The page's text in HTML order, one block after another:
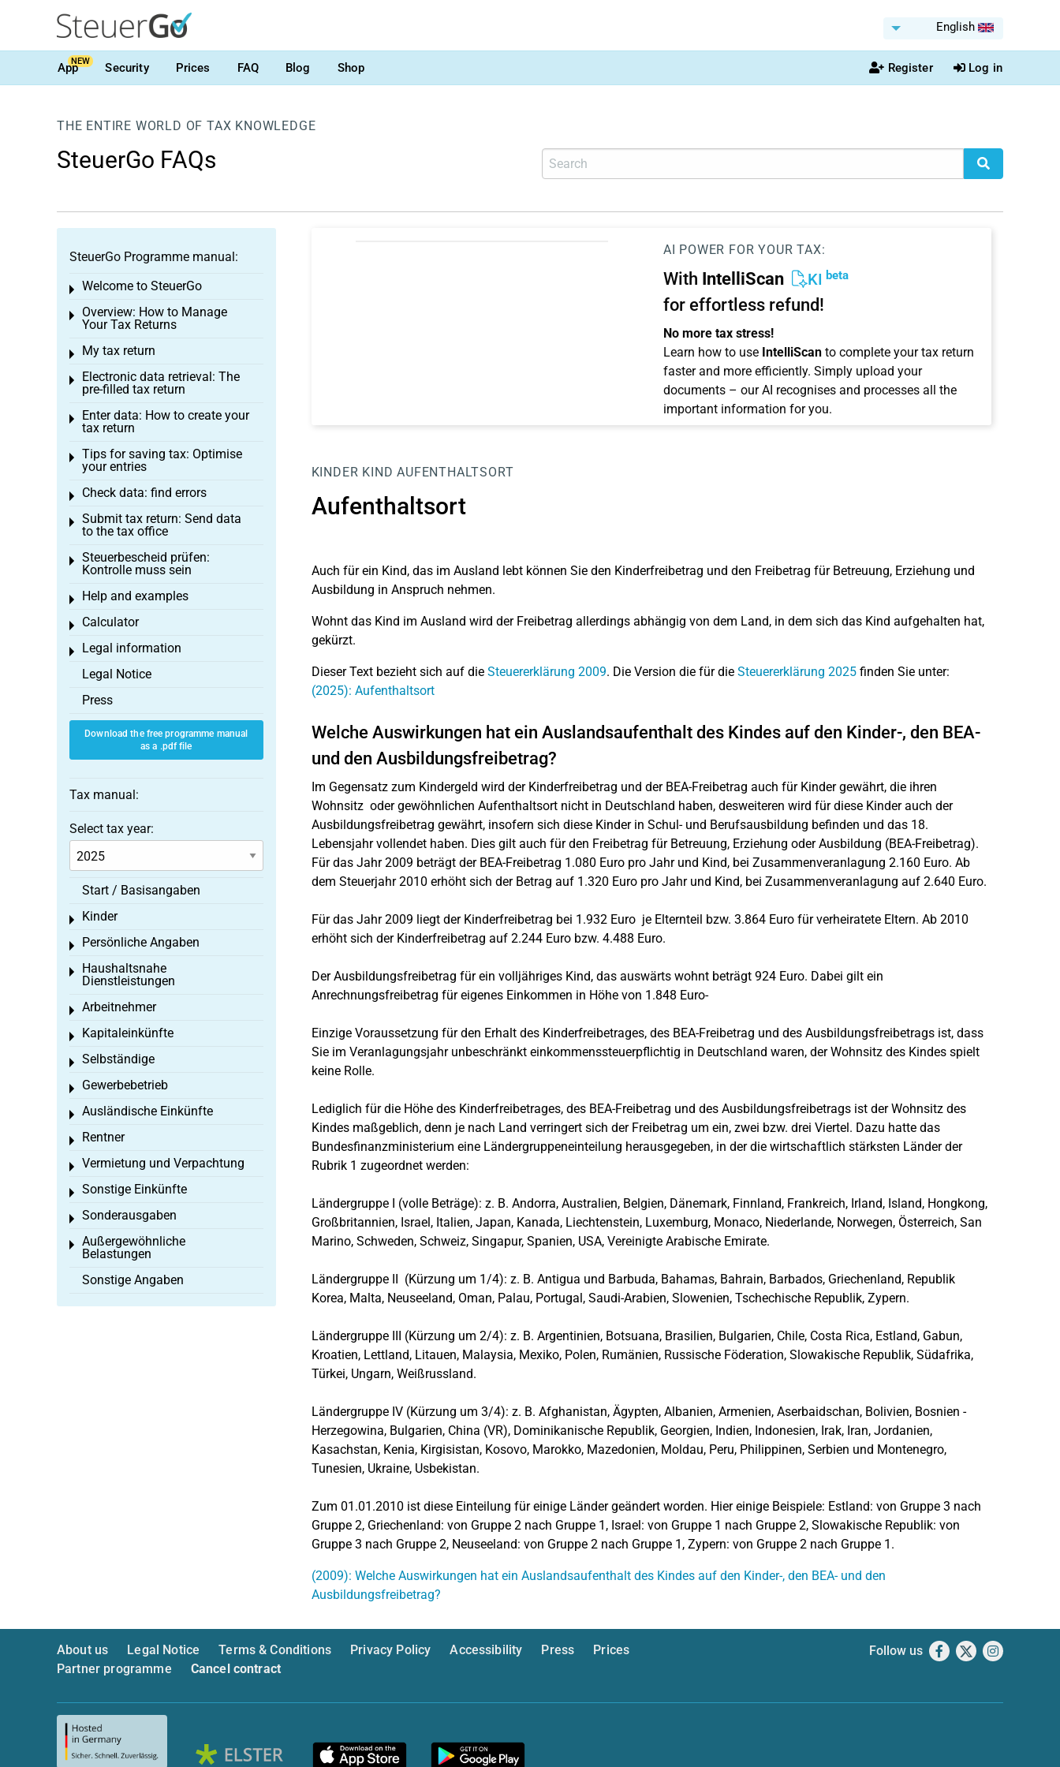
English
AppNEW Security Prices FAQ Blog Shop Register Log in
THE ENTIRE WORLD OF TAX KNOWLEDGE
SteuerGo FAQs
AI POWER FOR YOUR TAX:
With IntelliScan KI beta
for effortless refund!
No more tax stress!
Learn how to use IntelliScanto complete your tax return
faster and more efficiently. Simply upload your
documents – our AI recognises and processes all the
important information for you.
KINDER KINDAUFENTHALTSORT
Aufenthaltsort
Auch für ein Kind, das im Ausland lebt können Sie den Kinderfreibetrag und den Freibetrag für Betreuung, Erziehung und
Ausbildung in Anspruch nehmen.
Wohnt das Kind im Ausland wird der Freibetrag allerdings abhängig von dem Land, in dem sich das Kind aufgehalten hat,
gekürzt.
Dieser Text bezieht sich auf die Steuererklärung 2009. Die Version die für die Steuererklärung 2025finden Sie unter:
(2025): Aufenthaltsort
Welche Auswirkungen hat ein Auslandsaufenthalt des Kindes auf den Kinder-, den BEA-
und den Ausbildungsfreibetrag?
Im Gegensatz zum Kindergeld wird der Kinderfreibetrag und der BEA-Freibetrag auch für Kinder gewährt, die ihren
Wohnsitz oder gewöhnlichen Aufenthaltsort nicht in Deutschland haben, desweiteren wird für diese Kinder auch der
Ausbildungsfreibetrag gewährt, insofern sich diese Kinder in Schul- und Berufsausbildung befinden und das 18.
Lebensjahr vollendet haben. Dies gilt auch für den Freibetrag für Betreuung, Erziehung oder Ausbildung (BEA-Freibetrag).
Für das Jahr 2009 beträgt der BEA-Freibetrag 1.080 Euro pro Jahr und Kind, bei Zusammenveranlagung 2.160 Euro. Ab
dem Steuerjahr 2010 erhöht sich der Betrag auf 1.320 Euro pro Jahr und Kind, bei Zusammenveranlagung auf 2.640 Euro.
Für das Jahr 2009 liegt der Kinderfreibetrag bei 1.932 Euro je Elternteil bzw. 3.864 Euro für verheiratete Eltern. Ab 2010
erhöht sich der Kinderfreibetrag auf 2.244 Euro bzw. 4.488 Euro.
Der Ausbildungsfreibetrag für ein volljähriges Kind, das auswärts wohnt beträgt 924 Euro. Dabei gilt ein
Anrechnungsfreibetrag für eigenes Einkommen in Höhe von 1.848 Euro-
Einzige Voraussetzung für den Erhalt des Kinderfreibetrages, des BEA-Freibetrag und des Ausbildungsfreibetrags ist, dass
Sie im Veranlagungsjahr unbeschränkt einkommenssteuerpflichtig in Deutschland waren, der Wohnsitz des Kindes spielt
keine Rolle.
Lediglich für die Höhe des Kinderfreibetrages, des BEA-Freibetrag und des Ausbildungsfreibetrags ist der Wohnsitz des
Kindes maßgeblich, denn je nach Land verringert sich der Freibetrag um ein, zwei bzw. drei Viertel. Dazu hatte das
Bundesfinanzministerium eine Ländergruppeneinteilung herausgegeben, in der die wirtschaftlich stärksten Länder der
Rubrik 1 zugeordnet werden:
Ländergruppe I (volle Beträge): z. B. Andorra, Australien, Belgien, Dänemark, Finnland, Frankreich, Irland, Island, Hongkong,
Großbritannien, Israel, Italien, Japan, Kanada, Liechtenstein, Luxemburg, Monaco, Niederlande, Norwegen, Österreich, San
Marino, Schweden, Schweiz, Singapur, Spanien, USA, Vereinigte Arabische Emirate.
Ländergruppe II (Kürzung um 1/4): z. B. Antigua und Barbuda, Bahamas, Bahrain, Barbados, Griechenland, Republik
Korea, Malta, Neuseeland, Oman, Palau, Portugal, Saudi-Arabien, Slowenien, Tschechische Republik, Zypern.
Ländergruppe III (Kürzung um 2/4): z. B. Argentinien, Botsuana, Brasilien, Bulgarien, Chile, Costa Rica, Estland, Gabun,
Kroatien, Lettland, Litauen, Malaysia, Mexiko, Polen, Rumänien, Russische Föderation, Slowakische Republik, Südafrika,
Türkei, Ungarn, Weißrussland.
Ländergruppe IV (Kürzung um 3/4): z. B. Afghanistan, Ägypten, Albanien, Armenien, Aserbaidschan, Bolivien, Bosnien -
Herzegowina, Bulgarien, China (VR), Dominikanische Republik, Georgien, Indien, Indonesien, Irak, Iran, Jordanien,
Kasachstan, Kenia, Kirgisistan, Kosovo, Marokko, Mazedonien, Moldau, Peru, Philippinen, Serbien und Montenegro,
Tunesien, Ukraine, Usbekistan.
Zum 01.01.2010 ist diese Einteilung für einige Länder geändert worden. Hier einige Beispiele: Estland: von Gruppe 3 nach
Gruppe 2, Griechenland: von Gruppe 2 nach Gruppe 1, Israel: von Gruppe 1 nach Gruppe 2, Slowakische Republik: von
Gruppe 3 nach Gruppe 2, Neuseeland: von Gruppe 2 nach Gruppe 1, Zypern: von Gruppe 2 nach Gruppe 1.
(2009): Welche Auswirkungen hat ein Auslandsaufenthalt des Kindes auf den Kinder-, den BEA- und den
Ausbildungsfreibetrag?
SteuerGo Programme manual:
Welcome to SteuerGo
Toggle menu
Overview: How to Manage
Your Tax Returns
Toggle menu
My tax return
Toggle menu
Electronic data retrieval: The
pre-filled tax return
Toggle menu
Enter data: How to create your
tax return
Toggle menu
Tips for saving tax: Optimise
your entries
Toggle menu
Check data: find errors
Toggle menu
Submit tax return: Send data
to the tax office
Toggle menu
Steuerbescheid prüfen:
Kontrolle muss sein
Toggle menu
Help and examples
Toggle menu
Calculator
Toggle menu
Legal information
Toggle menu
Legal Notice
Press
Download the free programme manual
as a .pdf file
Tax manual:
Select tax year:
Start / Basisangaben
Kinder
Toggle menu
Persönliche Angaben
Toggle menu
Haushaltsnahe
Dienstleistungen
Toggle menu
Arbeitnehmer
Toggle menu
Kapitaleinkünfte
Toggle menu
Selbständige
Toggle menu
Gewerbebetrieb
Toggle menu
Ausländische Einkünfte
Toggle menu
Rentner
Toggle menu
Vermietung und Verpachtung
Toggle menu
Sonstige Einkünfte
Toggle menu
Sonderausgaben
Toggle menu
Außergewöhnliche
Belastungen
Toggle menu
Sonstige Angaben
About us Legal Notice Terms & Conditions Privacy Policy Accessibility Press
Prices
Partner programme
Cancel contract
Follow us Facebook
X Instagram